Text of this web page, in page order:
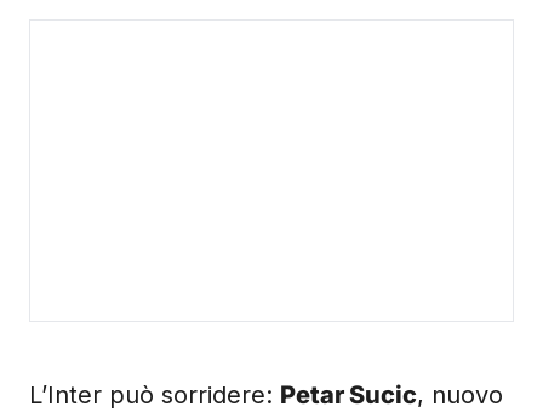
L’Inter può sorridere: Petar Sucic, nuovo